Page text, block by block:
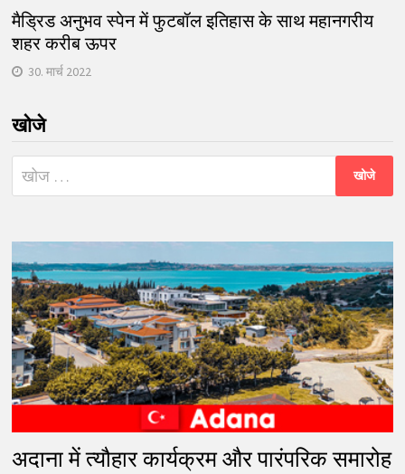
मैड्रिड अनुभव स्पेन में फुटबॉल इतिहास के साथ महानगरीय
शहर करीब ऊपर
30. मार्च 2022
खोजे
निम्न
को
अदाना में त्यौहार कार्यक्रम और पारंपरिक समारोह